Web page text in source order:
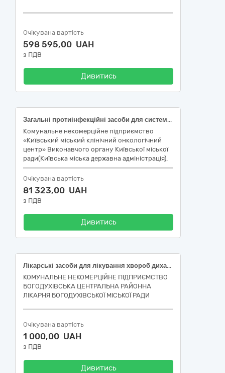
Очікувана вартість
598 595,00 UAH
з ПДВ
Дивитись
Загальні протиінфекційні засоби для системного застосування, вакцини, антинеопластичні засоби та імуномодулятори
Комунальне некомерційне підприємство
«Київський міський клінічний онкологічний
центр» Виконавчого органу Київської міської
ради(Київська міська державна адміністрація).
Очікувана вартість
81 323,00 UAH
з ПДВ
Дивитись
Лікарські засоби для лікування хвороб дихальної системи
КОМУНАЛЬНЕ НЕКОМЕРЦІЙНЕ ПІДПРИЄМСТВО
БОГОДУХІВСЬКА ЦЕНТРАЛЬНА РАЙОННА
ЛІКАРНЯ БОГОДУХІВСЬКОЇ МІСЬКОЇ РАДИ
Очікувана вартість
1 000,00 UAH
з ПДВ
Дивитись